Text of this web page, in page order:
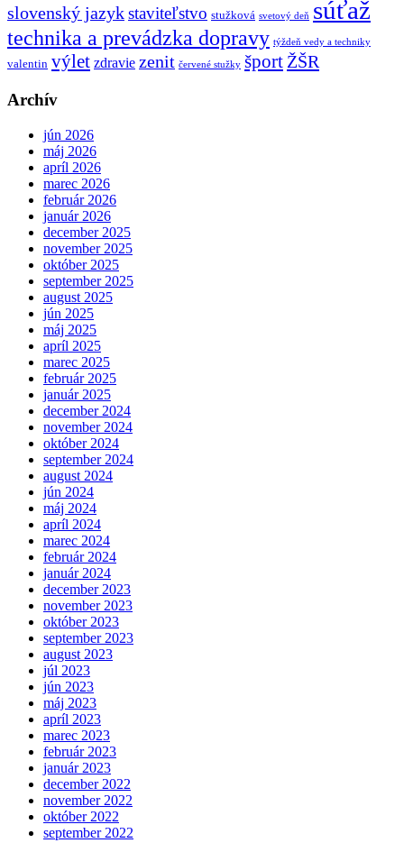
slovenský jazykstaviteľstvo stužková svetový deň súťaž
technika a prevádzka dopravy týždeň vedy a techniky
valentin výlet zdravie zenit červené stužky šport ŽŠR
Archív
jún 2026
máj 2026
apríl 2026
marec 2026
február 2026
január 2026
december 2025
november 2025
október 2025
september 2025
august 2025
jún 2025
máj 2025
apríl 2025
marec 2025
február 2025
január 2025
december 2024
november 2024
október 2024
september 2024
august 2024
jún 2024
máj 2024
apríl 2024
marec 2024
február 2024
január 2024
december 2023
november 2023
október 2023
september 2023
august 2023
júl 2023
jún 2023
máj 2023
apríl 2023
marec 2023
február 2023
január 2023
december 2022
november 2022
október 2022
september 2022